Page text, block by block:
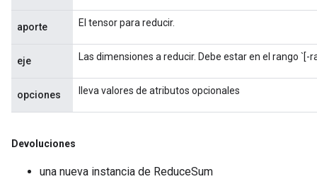
aporte El tensor para reducir.
eje Las dimensiones a reducir. Debe estar en el rango
opciones lleva valores de atributos opcionales
Devoluciones
una nueva instancia de ReduceSum